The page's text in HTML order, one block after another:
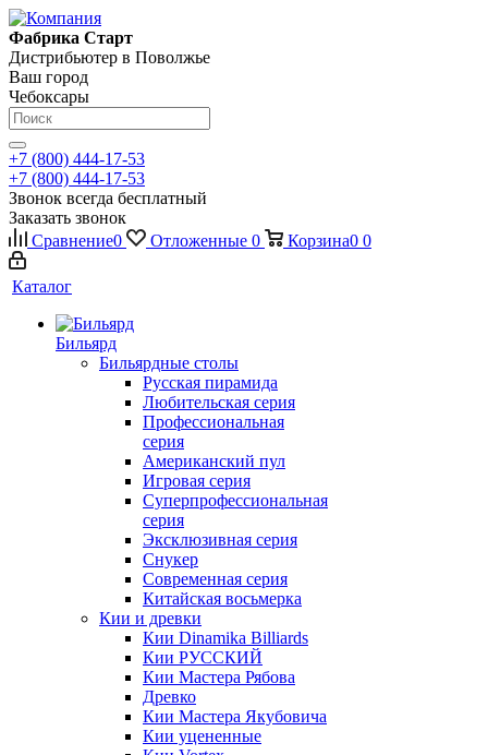
Фабрика Старт
Дистрибьютер в Поволжье
Ваш город
Чебоксары
+7 (800) 444-17-53
+7 (800) 444-17-53
Звонок всегда бесплатный
Заказать звонок
Сравнение0 Отложенные 0 Корзина0 0
Каталог
Бильярд
Бильярдные столы
Русская пирамида
Любительская серия
Профессиональная
серия
Американский пул
Игровая серия
Суперпрофессиональная
серия
Эксклюзивная серия
Снукер
Современная серия
Китайская восьмерка
Кии и древки
Кии Dinamika Billiards
Кии РУССКИЙ
Кии Мастера Рябова
Древко
Кии Мастера Якубовича
Кии уцененные